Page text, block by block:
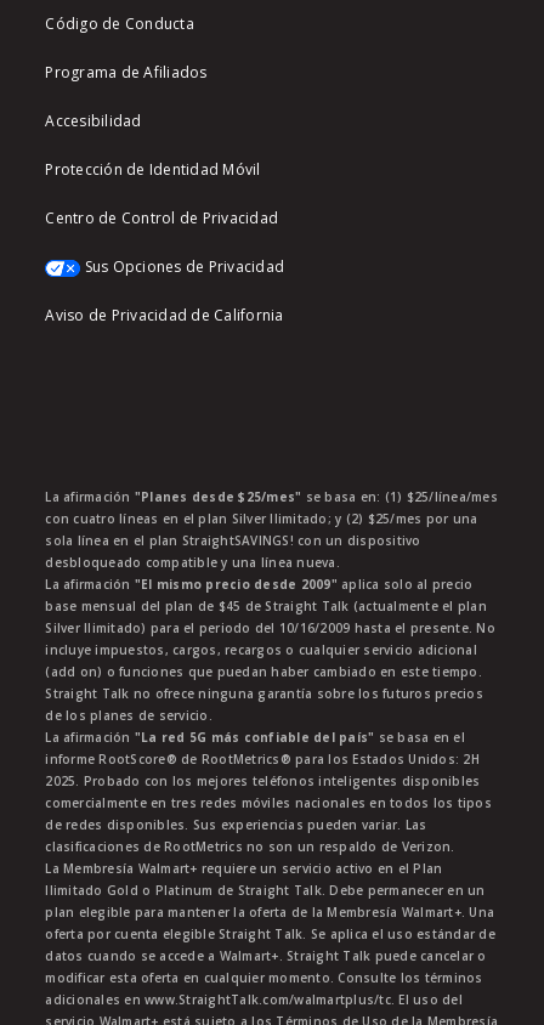
Código de Conducta
Programa de Afiliados
Accesibilidad
Protección de Identidad Móvil
Centro de Control de Privacidad
Sus Opciones de Privacidad
Aviso de Privacidad de California
La afirmación "Planes desde $25/mes" se basa en: (1) $25/línea/mes
con cuatro líneas en el plan Silver Ilimitado; y (2) $25/mes por una
sola línea en el plan StraightSAVINGS! con un dispositivo
desbloqueado compatible y una línea nueva.
La afirmación "El mismo precio desde 2009" aplica solo al precio
base mensual del plan de $45 de Straight Talk (actualmente el plan
Silver Ilimitado) para el periodo del 10/16/2009 hasta el presente. No
incluye impuestos, cargos, recargos o cualquier servicio adicional
(add on) o funciones que puedan haber cambiado en este tiempo.
Straight Talk no ofrece ninguna garantía sobre los futuros precios
de los planes de servicio.
La afirmación "La red 5G más confiable del país" se basa en el
informe RootScore® de RootMetrics® para los Estados Unidos: 2H
2025. Probado con los mejores teléfonos inteligentes disponibles
comercialmente en tres redes móviles nacionales en todos los tipos
de redes disponibles. Sus experiencias pueden variar. Las
clasificaciones de RootMetrics no son un respaldo de Verizon.
La Membresía Walmart+ requiere un servicio activo en el Plan
Ilimitado Gold o Platinum de Straight Talk. Debe permanecer en un
plan elegible para mantener la oferta de la Membresía Walmart+. Una
oferta por cuenta elegible Straight Talk. Se aplica el uso estándar de
datos cuando se accede a Walmart+. Straight Talk puede cancelar o
modificar esta oferta en cualquier momento. Consulte los términos
adicionales en www.StraightTalk.com/walmartplus/tc. El uso del
servicio Walmart+ está sujeto a los Términos de Uso de la Membresía